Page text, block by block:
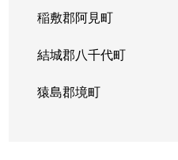
稲敷郡阿見町
結城郡八千代町
猿島郡境町